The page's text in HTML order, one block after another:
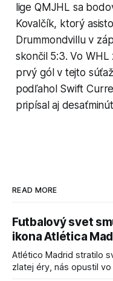
lige QMJHL sa
Kovalčík, ktorý
Drummondvillu v
skončil 5:3. Vo WHL
prvý gól v tejto
podľahol Swift
pripísal aj
READ MORE
Futbalový svet
ikona Atlética
Atlético Madrid stratilo
zlatej éry, nás opustil